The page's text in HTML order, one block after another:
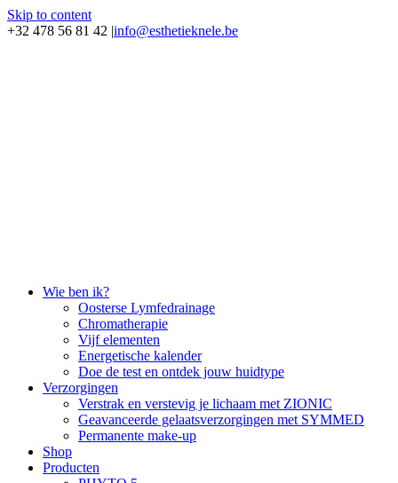
Skip to content
+32 478 56 81 42 |info@esthetieknele.be
Wie ben ik?
Oosterse Lymfedrainage
Chromatherapie
Vijf elementen
Energetische kalender
Doe de test en ontdek jouw huidtype
Verzorgingen
Verstrak en verstevig je lichaam met ZIONIC
Geavanceerde gelaatsverzorgingen met SYMMED
Permanente make-up
Shop
Producten